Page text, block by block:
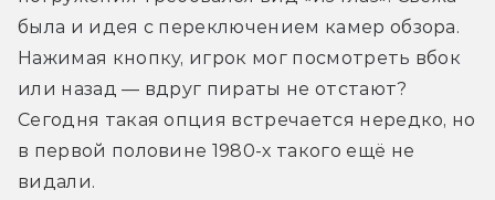
была и идея с переключением камер обзора.
Нажимая кнопку, игрок мог посмотреть вбок
или назад — вдруг пираты не отстают?
Сегодня такая опция встречается нередко, но
в первой половине 1980-х такого ещё не
видали.